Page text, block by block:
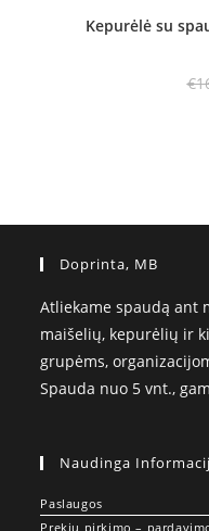
Kepurėlė su
€
Doprinta, MB
Atliekame spaudą ant
maišelių, kepurėlių ir
grupėms,
Spauda nuo 5 vnt.,
Naudinga
Paslaugos
Prekių pirkimo –